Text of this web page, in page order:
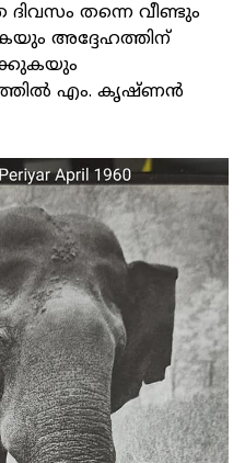
തന്നെ വീണ്ടും
അദ്ദേഹത്തിന്
എം. കൃഷ്ണൻ